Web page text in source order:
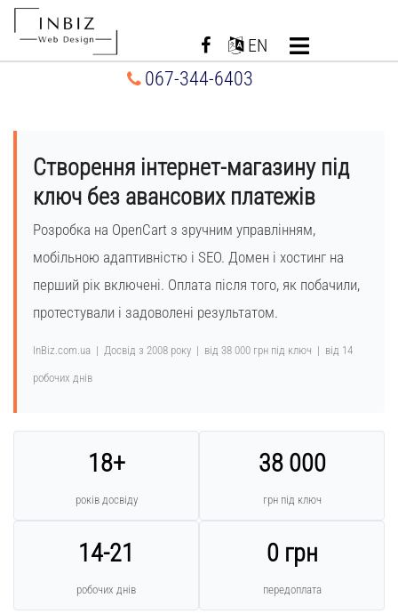
Перейти
EN
067-344-6403
Створення інтернет-магазину під
ключ без авансових платежів
Розробка на OpenCart з зручним управлінням,
мобільною адаптивністю і SEO. Домен і хостинг на
перший рік включені. Оплата після того, як побачили,
протестували і задоволені результатом.
InBiz.com.ua | Досвід з 2008 року | від 38 000 грн під ключ | від 14
робочих днів
18+
років досвіду
38 000
грн під ключ
14-21
робочих днів
0 грн
передоплата